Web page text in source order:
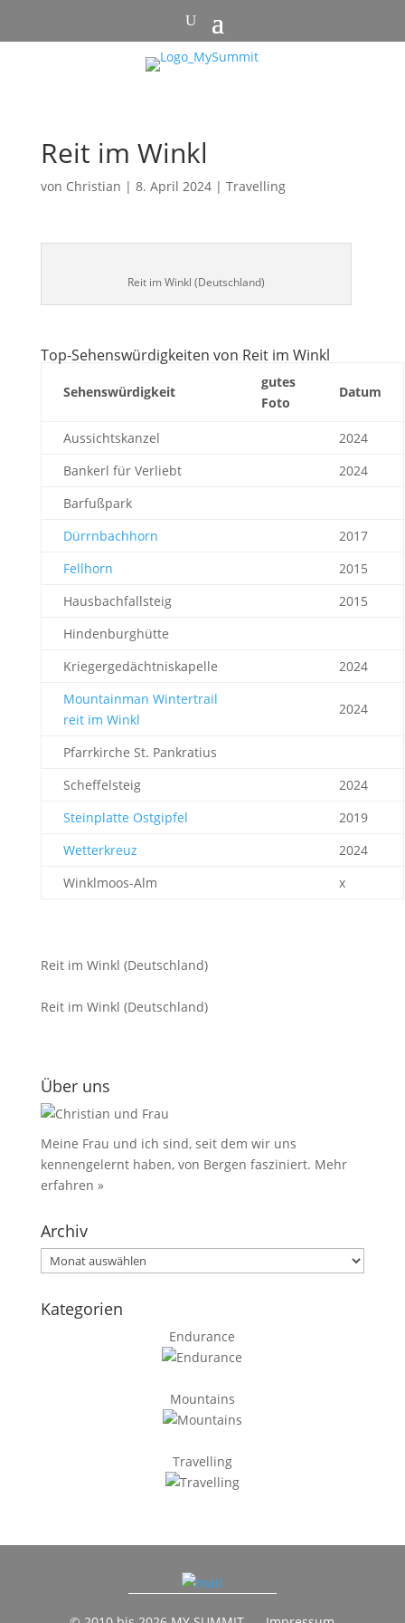
Reit im Winkl
von Christian | 8. April 2024| Travelling
Reit im Winkl (Deutschland)
Top-Sehenswürdigkeiten von Reit im Winkl
Sehenswürdigkeit
gutes
Foto
Datum
Aussichtskanzel
2024
Bankerl für Verliebt
2024
Barfußpark
Dürrnbachhorn
2017
Fellhorn
2015
Hausbachfallsteig
2015
Hindenburghütte
Kriegergedächtniskapelle
2024
Mountainman Wintertrail
reit im Winkl
2024
Pfarrkirche St. Pankratius
Scheffelsteig
2024
Steinplatte Ostgipfel
2019
Wetterkreuz
2024
Winklmoos-Alm
x
Reit im Winkl (Deutschland)
Reit im Winkl (Deutschland)
Über uns
Meine Frau und ich sind, seit dem wir uns
kennengelernt haben, von Bergen fasziniert. Mehr
erfahren »
Archiv
Archiv
Kategorien
Endurance
Mountains
Travelling